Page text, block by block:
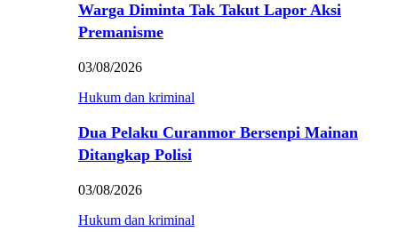
Warga Diminta Tak Takut Lapor Aksi
Premanisme
03/08/2026
Hukum dan kriminal
Dua Pelaku Curanmor Bersenpi Mainan
Ditangkap Polisi
03/08/2026
Hukum dan kriminal